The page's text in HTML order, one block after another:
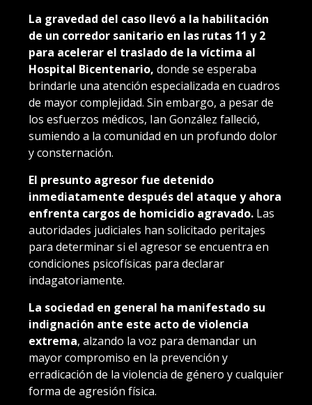
La gravedad del caso llevó a la habilitación
de un corredor sanitario en las rutas 11 y 2
para acelerar el traslado de la víctima al
Hospital Bicentenario, donde se esperaba
brindarle una atención especializada en cuadros
de mayor complejidad. Sin embargo, a pesar de
los esfuerzos médicos, Ian González falleció,
sumiendo a la comunidad en un profundo dolor
y consternación.
El presunto agresor fue detenido
inmediatamente después del ataque y ahora
enfrenta cargos de homicidio agravado. Las
autoridades judiciales han solicitado peritajes
para determinar si el agresor se encuentra en
condiciones psicofísicas para declarar
indagatoriamente.
La sociedad en general ha manifestado su
indignación ante este acto de violencia
extrema, alzando la voz para demandar un
mayor compromiso en la prevención y
erradicación de la violencia de género y cualquier
forma de agresión física.